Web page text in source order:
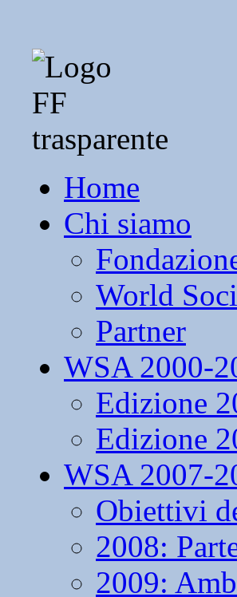
Home
Chi siamo
World
Partner
WSA 2000-
Edizione
Edizione
WSA 2007-
Obiettivi
2008:
2009: